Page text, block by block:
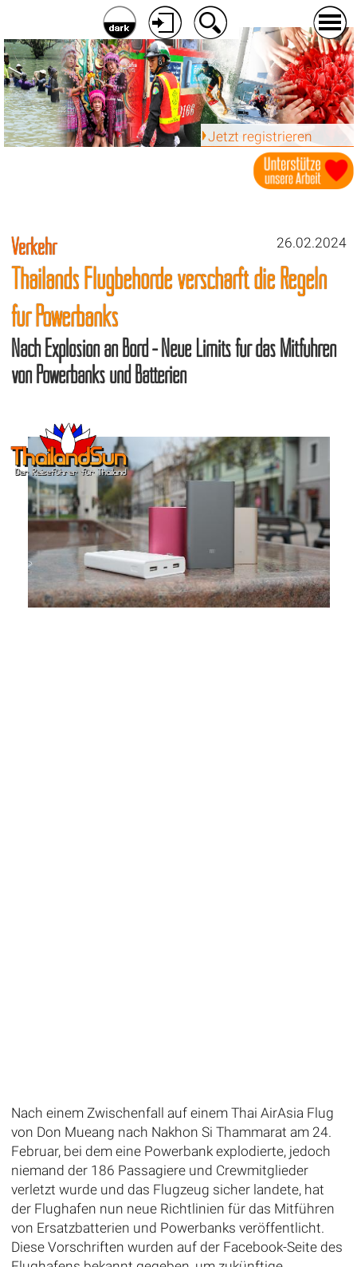
Jetzt registrieren
26.02.2024
Verkehr
Thailands Flugbehörde verschärft die Regeln
für Powerbanks
Nach Explosion an Bord - Neue Limits für das Mitführen
von Powerbanks und Batterien
Nach einem Zwischenfall auf einem Thai AirAsia Flug
von Don Mueang nach Nakhon Si Thammarat am 24.
Februar, bei dem eine Powerbank explodierte, jedoch
niemand der 186 Passagiere und Crewmitglieder
verletzt wurde und das Flugzeug sicher landete, hat
der Flughafen nun neue Richtlinien für das Mitführen
von Ersatzbatterien und Powerbanks veröffentlicht.
Diese Vorschriften wurden auf der Facebook-Seite des